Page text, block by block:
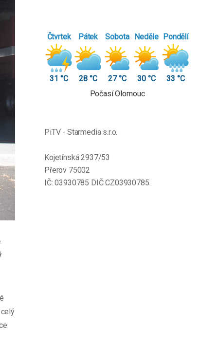
Čtvrtek
31 °C
Pátek
28 °C
Sobota
27 °C
Neděle
30 °C
Pondělí
33 °C
Počasí Olomouc
PiTV - Starmedia s.r.o.
Kojetínská 2937/53
Přerov 75002
IČ: 03930785 DIČ CZ03930785